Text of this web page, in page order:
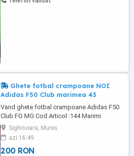
Ghete fotbal crampoane NOI
Adidas F50 Club marimea 43
Vand ghete fotbal crampoane Adidas F50
Club FG MG Cod Articol :144 Marimi
disponibile : -43 ( FR 43 1 3 UK 9 US 9 1 2 )
Interiorul masoara 27,5 cm Ghetele sunt
NOI & Originale,ambalate in cutia
Originala. La achiziționarea a doua perechi
Sighisoara, Mures
azi 16:49
200 RON